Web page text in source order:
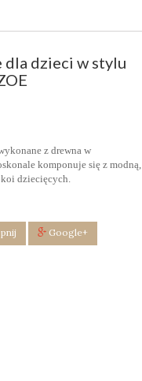
dla dzieci w stylu
z drewna w
komponuje się z modną,
dziecięcych.
Google+